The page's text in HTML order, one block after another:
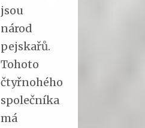
jsou
národ
pejskařů.
Tohoto
čtyřnohého
společníka
má